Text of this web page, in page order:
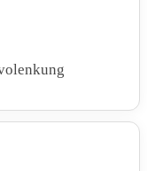
L/120 KW(4V)